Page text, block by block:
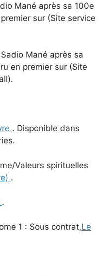
Mané après sa 100e
sur (Site service
Mané après sa
en premier sur (Site
. Disponible dans
Valeurs spirituelles
.
.
1 : Sous contrat,Le